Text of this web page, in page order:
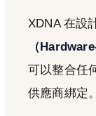
XDNA 在設
（
可以整合任
供應商綁定。